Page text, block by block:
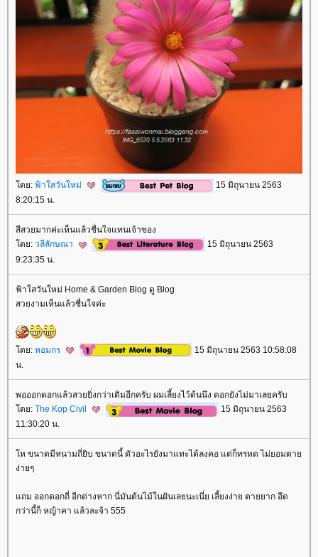
ดย: ฟ้าใสวันใหม่
15 มิถุนายน 2563
8:20:15 น.
สีสวยมากค่ะเห็นแล้วชื่นใจแทนเจ้าของ
ดย: วลีลักษณา
15 มิถุนายน 2563
9:23:35 น.
ฟ้าใสวันใหม่ Home & Garden Blog ดู Blog
สวยงามเห็นแล้วชื่นใจค่ะ
ดย: หอมกร
15 มิถุนายน 2563 10:58:08
น.
พอออกดอกแล้วสวยยิ่งกว่าเดิมอีกครับ ผมเลี้ยงไว้ต้นนึง ดอกยังไม่มาเลยครับ
ดย: The Kop Civil
15 มิถุนายน 2563
11:30:20 น.
ห ขนาดมีหนามถี่ยิบ ขนาดนี้ ตัวอะไรยังมาแทะได้ลงคอ แต่ก็ทรหด ไม่ยอมตา
ง่ายๆ
ถม ออกดอกถี่ อีกต่างหาก นี่มันต้นไม้ในฝันเลยนะเนี่ย เลี้ยงง่าย ตายยาก อึด
กว่านี้ก็ หญ้าคา แล้วละจ้า 555